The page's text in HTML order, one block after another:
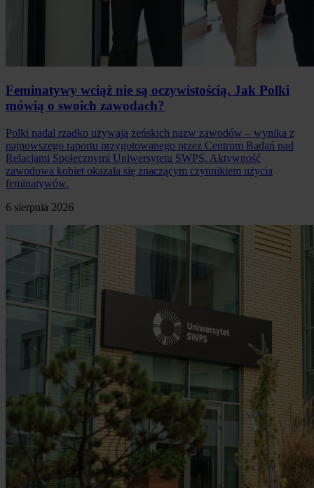
Feminatywy wciąż nie są oczywistością. Jak Polki
mówią o swoich zawodach?
Polki nadal rzadko używają żeńskich nazw zawodów – wynika z
najnowszego raportu przygotowanego przez Centrum Badań nad
Relacjami Społecznymi Uniwersytetu SWPS. Aktywność
zawodowa kobiet okazała się znaczącym czynnikiem użycia
feminatywów.
6 sierpnia 2026